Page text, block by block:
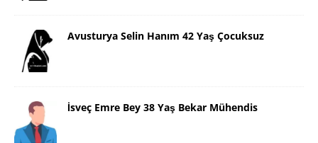
Avusturya Selin Hanım 42 Yaş Çocuksuz
İsveç Emre Bey 38 Yaş Bekar Mühendis